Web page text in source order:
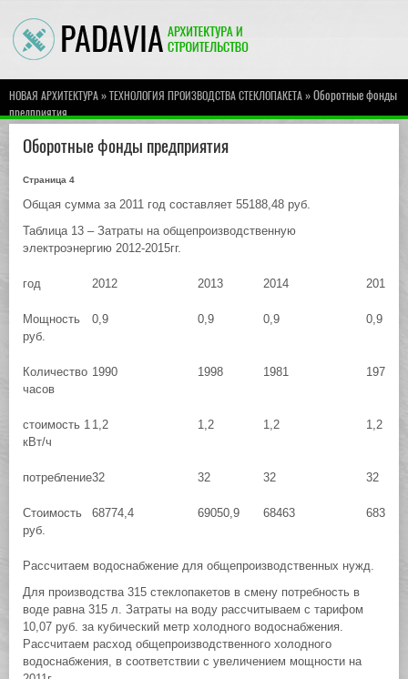
НОВАЯ АРХИТЕКТУРА»ТЕХНОЛОГИЯ ПРОИЗВОДСТВА СТЕКЛОПАКЕТА» Оборотные фонды
предприятия
Оборотные фонды предприятия
Страница 4
Общая сумма за 2011 год составляет 55188,48 руб.
Таблица 13 – Затраты на общепроизводственную
электроэнергию 2012-2015гг.
год 2012 2013 2014 2015
Мощность
руб.
0,9 0,9 0,9 0,9
Количество
часов
1990 1998 1981 1978
стоимость 1
кВт/ч
1,2 1,2 1,2 1,2
потребление32 32 32 32
Стоимость
руб.
68774,4 69050,9 68463 68360
Рассчитаем водоснабжение для общепроизводственных нужд.
Для производства 315 стеклопакетов в смену потребность в
воде равна 315 л. Затраты на воду рассчитываем с тарифом
10,07 руб. за кубический метр холодного водоснабжения.
Рассчитаем расход общепроизводственного холодного
водоснабжения, в соответствии с увеличением мощности на